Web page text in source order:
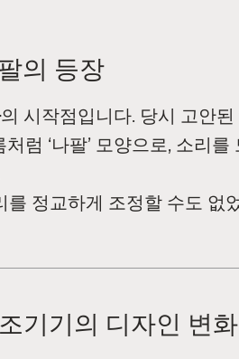
의 등장
의 시작점입니다. 당시 고안
럼 ‘나팔’ 모양으로, 소리를
를 정교하게 조정할 수도 없
기기의 디자인 변화